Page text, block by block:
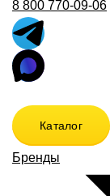
8 800 770-09-06
Каталог
Бренды